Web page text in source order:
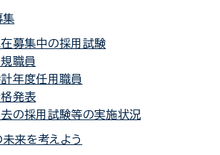
集
募集中の採用試験
職員
年度任用職員
発表
の採用試験等の実施状況
未来を考えよう